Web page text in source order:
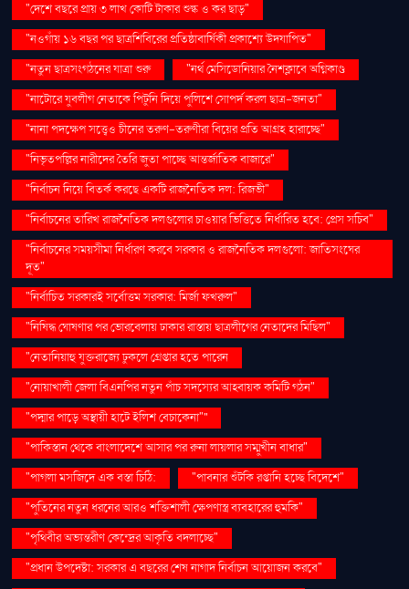
"দেশে বছরে প্রায় ৩ লাখ কোটি টাকার শুল্ক ও কর ছাড়"
"নওগাঁয় ১৬ বছর পর ছাত্রশিবিরের প্রতিষ্ঠাবার্ষিকী প্রকাশ্যে উদযাপিত"
"নতুন ছাত্রসংগঠনের যাত্রা শুরু
"নর্থ মেসিডোনিয়ার নৈশক্লাবে অগ্নিকাণ্ড
"নাটোরে যুবলীগ নেতাকে পিটুনি দিয়ে পুলিশে সোপর্দ করল ছাত্র-জনতা"
"নানা পদক্ষেপ সত্ত্বেও চীনের তরুণ-তরুণীরা বিয়ের প্রতি আগ্রহ হারাচ্ছে"
"নিভৃতপল্লির নারীদের তৈরি জুতা পাচ্ছে আন্তর্জাতিক বাজারে"
"নির্বাচন নিয়ে বিতর্ক করছে একটি রাজনৈতিক দল: রিজভী"
"নির্বাচনের তারিখ রাজনৈতিক দলগুলোর চাওয়ার ভিত্তিতে নির্ধারিত হবে: প্রেস সচিব"
"নির্বাচনের সময়সীমা নির্ধারণ করবে সরকার ও রাজনৈতিক দলগুলো: জাতিসংঘের
দূত"
"নির্বাচিত সরকারই সর্বোত্তম সরকার: মির্জা ফখরুল"
"নিষিদ্ধ ঘোষণার পর ভোরবেলায় ঢাকার রাস্তায় ছাত্রলীগের নেতাদের মিছিল"
"নেতানিয়াহু যুক্তরাজ্যে ঢুকলে গ্রেপ্তার হতে পারেন
"নোয়াখালী জেলা বিএনপির নতুন পাঁচ সদস্যের আহ্বায়ক কমিটি গঠন"
"পদ্মার পাড়ে অস্থায়ী হাটে ইলিশ বেচাকেনা"''
"পাকিস্তান থেকে বাংলাদেশে আসার পর রুনা লায়লার সম্মুখীন বাধার"
"পাগলা মসজিদে এক বস্তা চিঠি:
"পাবনার শুঁটকি রপ্তানি হচ্ছে বিদেশে"
"পুতিনের নতুন ধরনের আরও শক্তিশালী ক্ষেপণাস্ত্র ব্যবহারের হুমকি"
"পৃথিবীর অভ্যন্তরীণ কেন্দ্রের আকৃতি বদলাচ্ছে"
"প্রধান উপদেষ্টা: সরকার এ বছরের শেষ নাগাদ নির্বাচন আয়োজন করবে"